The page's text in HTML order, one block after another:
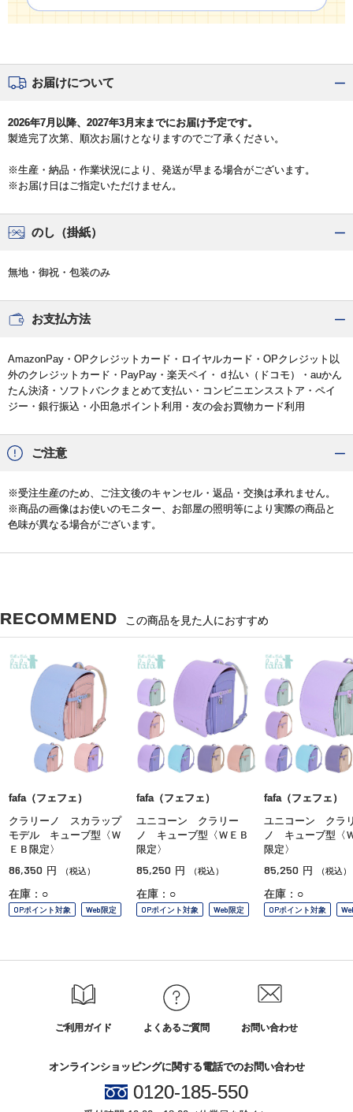
お届けについて
2026年7月以降、2027年3月末までにお届け予定です。
製造完了次第、順次お届けとなりますのでご了承ください。
※生産・納品・作業状況により、発送が早まる場合がございます。
※お届け日はご指定いただけません。
のし（掛紙）
無地・御祝・包装のみ
お支払方法
AmazonPay・OPクレジットカード・ロイヤルカード・OPクレジット以
外のクレジットカード・PayPay・楽天ペイ・ｄ払い（ドコモ）・auかん
たん決済・ソフトバンクまとめて支払い・コンビニエンスストア・ペイ
ジー・銀行振込・小田急ポイント利用・友の会お買物カード利用
ご注意
※受注生産のため、ご注文後のキャンセル・返品・交換は承れません。
※商品の画像はお使いのモニター、お部屋の照明等により実際の商品と
色味が異なる場合がございます。
RECOMMEND この商品を見た人におすすめ
fafa（フェフェ）
クラリーノ スカラップ
モデル キューブ型〈Ｗ
ＥＢ限定〉
86,350 円 （税込）
在庫：○
OPポイント対象 Web限定
fafa（フェフェ）
ユニコーン クラリー
ノ キューブ型〈ＷＥＢ
限定〉
85,250 円 （税込）
在庫：○
OPポイント対象 Web限定
fafa（フェフェ）
ユニコーン クラ
ノ キューブ型〈
限定〉
85,250 円 （税込）
在庫：○
OPポイント対象
ご利用ガイド よくあるご質問 お問い合わせ
オンラインショッピングに関する電話でのお問い合わせ
0120-185-550